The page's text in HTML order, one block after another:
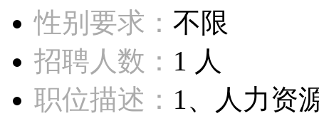
性别要求： 不限
招聘人数： 1 人
职位描述： 1、人力资